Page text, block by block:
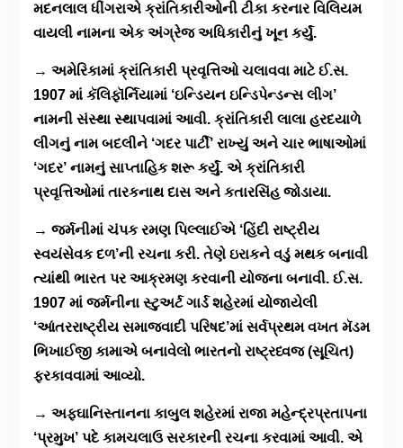
મદનલાલ ધીંગરાએ ક્રાંતિકારીઓની ટીકા કરનાર વિલિયમ
વાયલી નામના એક અંગ્રેજ અધિકારીનું ખૂન કર્યું.
→ અમેરિકામાં ક્રાંતિકારી પ્રવૃત્તિઓ ચલાવવા માટે ઈ.સ.
1907 માં કૅલિફૉર્નિયામાં ‘ઇન્ડિયન ઇન્ડિપેન્ડન્સ લીગ’
નામની સંસ્થા સ્થાપવામાં આવી. ક્રાંતિકારી લાલા હરદયાળે
લીગનું નામ બદલીને ‘ગદર પાર્ટી’ રાખ્યું અને ચાર ભાષાઓમાં
‘ગદર’ નામનું સાપ્તાહિક શરૂ કર્યું. એ ક્રાંતિકારી
પ્રવૃત્તિઓમાં તારકનાથ દાસ અને કતારસિંહ જોડાયા.
→ જર્મનીમાં ચંપક રમણ પિલ્લાઈએ ‘હિંદી રાષ્ટ્રીય
સ્વયંસેવક દળ’ની રચના કરી. તેણે ઇરાકને વડું મથક બનાવી
ત્યાંથી ભારત પર આક્રમણ કરવાની યોજના બનાવી. ઈ.સ.
1907 માં જર્મનીના સ્ટુઅર્ટ ગાર્ડ શહેરમાં યોજાયેલી
‘આંતરરાષ્ટ્રીય સમાજવાદી પરિષદ’માં સર્વપ્રથમ વખત મૅડમ
ભિખાઈજી કામાએ બનાવેલો ભારતનો રાષ્ટ્રધ્વજ (સૂચિત)
ફરકાવવામાં આવ્યો.
→ અફઘાનિસ્તાનના કાબુલ શહેરમાં રાજા મહેન્દ્રપ્રતાપના
‘પ્રમુખ’ પદે કામચલાઉ સરકારની રચના કરવામાં આવી. એ